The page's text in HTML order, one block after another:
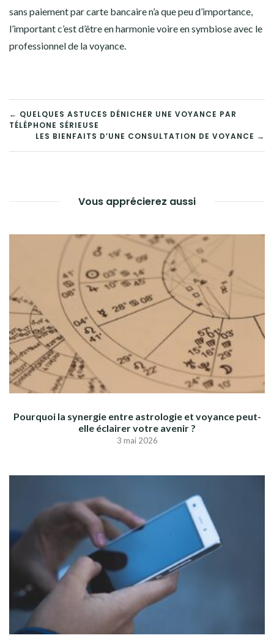
sans paiement par carte bancaire n’a que peu d’importance,
l’important c’est d’être en harmonie voire en symbiose avec le
professionnel de la voyance.
NAVIGATION
DE
← QUELQUES ASTUCES DÉNICHER UNE VOYANCE PAR
TÉLÉPHONE SÉRIEUSE
LES BIENFAITS D’UNE CONSULTATION DE VOYANCE →
Vous apprécierez aussi
Pourquoi la synergie entre astrologie et voyance peut-
elle éclairer votre avenir ?
3 mai 2026